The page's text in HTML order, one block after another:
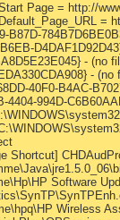
Page = http://
=
B87D-
- (no
- (no
40F0-B4AC-
994D-
Shortcut]
Software
Wireless